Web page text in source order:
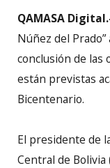
QAMASA
Núñez del
conclusión de las
están previstas
Bicentenario.
El presidente de
Central de Bolivia